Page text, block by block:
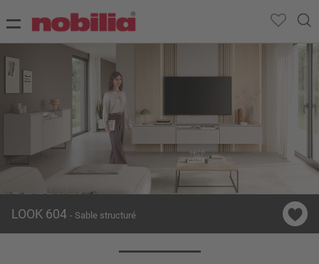
LOOK 604 - Sable structuré